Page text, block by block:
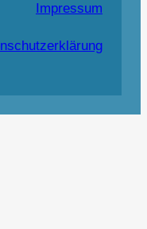
Impressum